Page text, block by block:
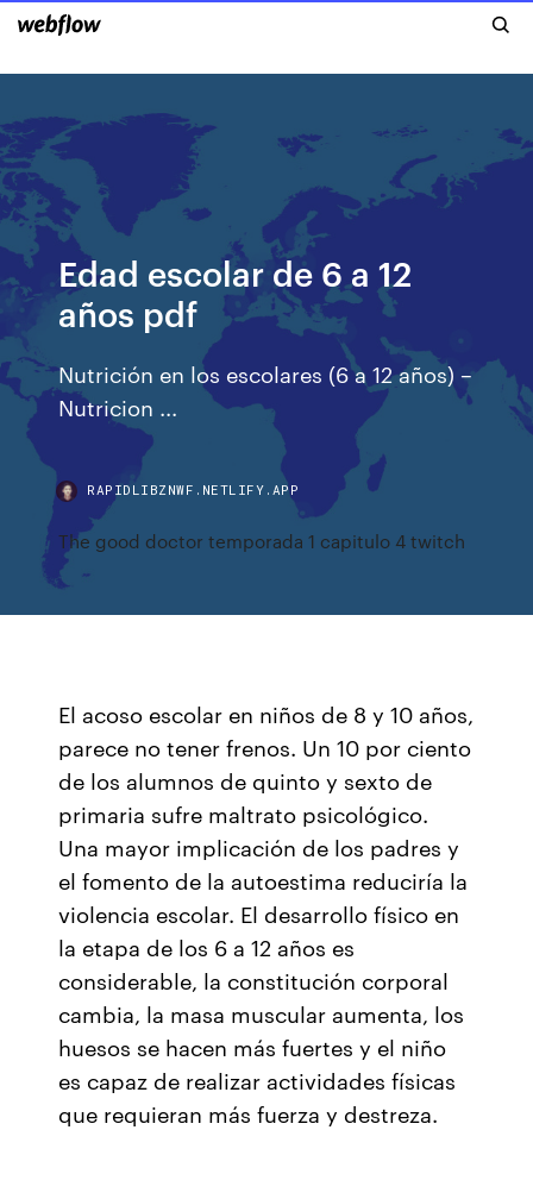
Edad escolar de 6 a 12
años pdf
Nutrición en los escolares (6 a 12 años) –
Nutricion ...
RAPIDLIBZNWF.NETLIFY.APP
The good doctor temporada 1 capitulo 4 twitch
El acoso escolar en niños de 8 y 10 años,
parece no tener frenos. Un 10 por ciento
de los alumnos de quinto y sexto de
primaria sufre maltrato psicológico.
Una mayor implicación de los padres y
el fomento de la autoestima reduciría la
violencia escolar. El desarrollo físico en
la etapa de los 6 a 12 años es
considerable, la constitución corporal
cambia, la masa muscular aumenta, los
huesos se hacen más fuertes y el niño
es capaz de realizar actividades físicas
que requieran más fuerza y destreza.